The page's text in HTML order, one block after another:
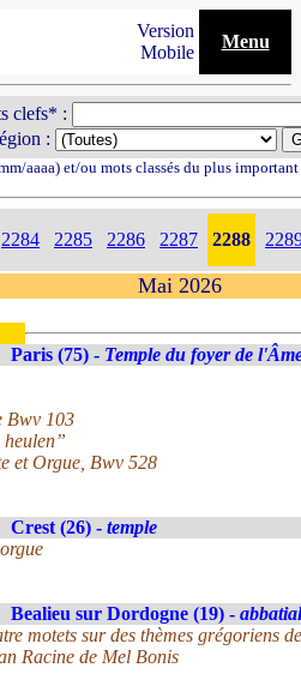
Version
Mobile
Menu
clefs* :
:
aaaa) et/ou mots classés du plus
2284 2285 2286 2287 2288
Mai 2026
Paris (75) - Temple du foyer de
Bwv 103
et Orgue, Bwv 528
Crest (26) - temple
Bealieu sur Dordogne (19) -
motets sur des thèmes grégoriens
Racine de Mel Bonis